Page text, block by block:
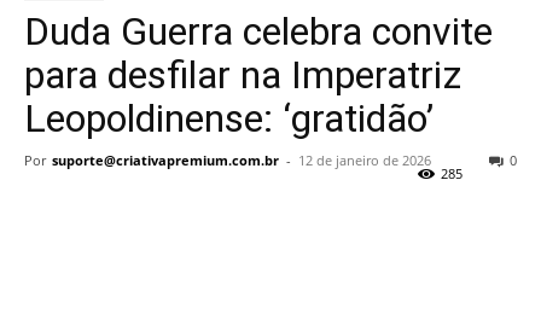
Duda Guerra celebra convite
para desfilar na Imperatriz
Leopoldinense: ‘gratidão’
Por suporte@criativapremium.com.br - 12 de janeiro de 2026 0
285